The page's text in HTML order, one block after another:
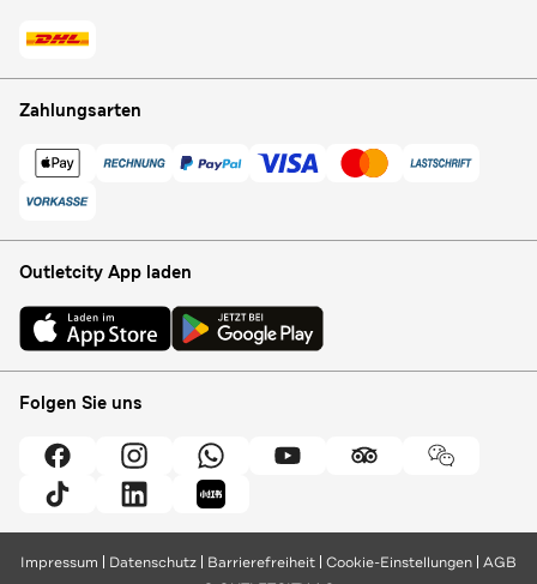
Zahlungsarten
Outletcity App laden
Folgen Sie uns
Impressum Datenschutz Barrierefreiheit Cookie-Einstellungen AGB